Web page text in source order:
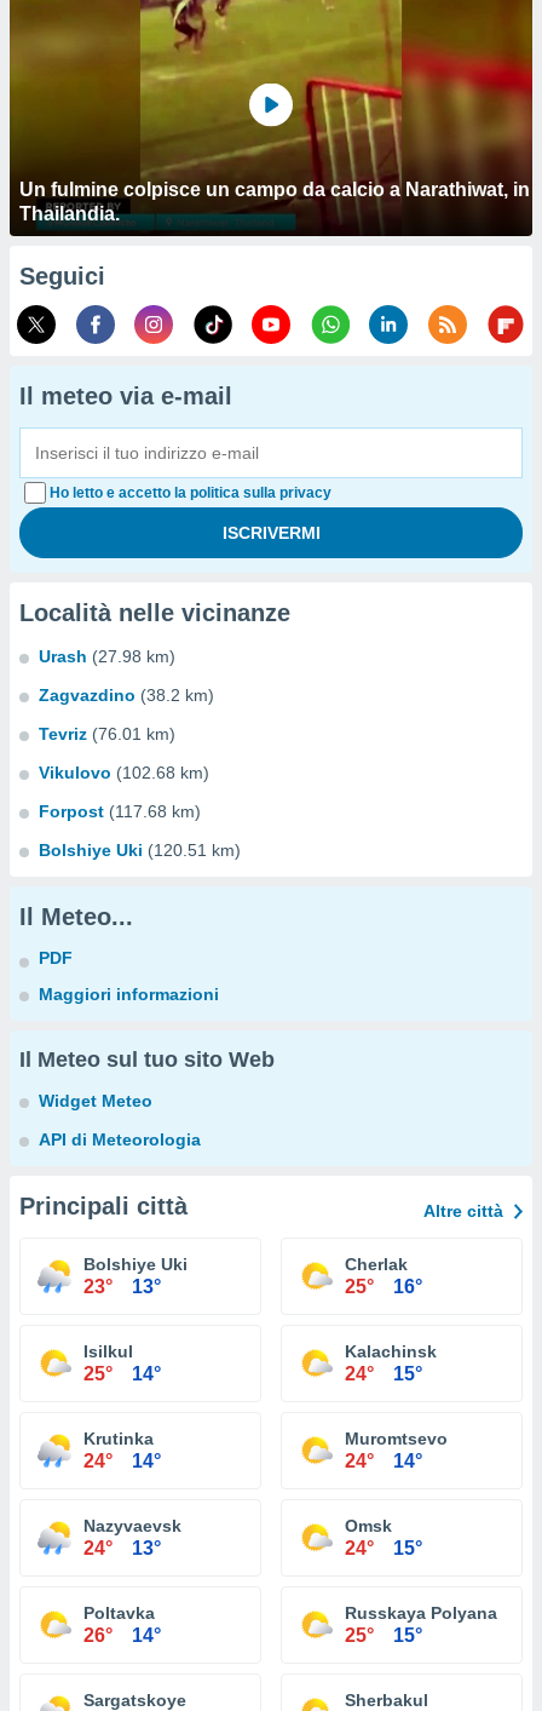
Un fulmine colpisce un campo da calcio a Narathiwat, in
Thailandia.
Seguici
Il meteo via e-mail
Ho letto e accetto la politica sulla privacy
Località nelle vicinanze
Urash (27.98 km)
Zagvazdino (38.2 km)
Tevriz (76.01 km)
Vikulovo (102.68 km)
Forpost (117.68 km)
Bolshiye Uki (120.51 km)
Il Meteo...
PDF
Maggiori informazioni
Il Meteo sul tuo sito Web
Widget Meteo
API di Meteorologia
Principali città Altre città
Bolshiye Uki
23° 13°
Cherlak
25° 16°
Isilkul
25° 14°
Kalachinsk
24° 15°
Krutinka
24° 14°
Muromtsevo
24° 14°
Nazyvaevsk
24° 13°
Omsk
24° 15°
Poltavka
26° 14°
Russkaya Polyana
25° 15°
Sargatskoye Sherbakul